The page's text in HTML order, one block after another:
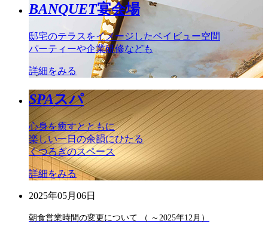
BANQUET宴会場
邸宅のテラスをイメージしたベイビュー空間
パーティーや企業研修なども
詳細をみる
SPAスパ
心身を癒すとともに
楽しい一日の余韻にひたる
くつろぎのスペース
詳細をみる
2025年05月06日
朝食営業時間の変更について （ ～2025年12月）